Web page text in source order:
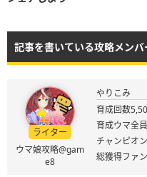
記事を書いている攻略メンバ
ライター
ウマ娘攻略@gam
e8
やりこみ
育成回数
育成ウマ全
チャンピオ
総獲得ファ